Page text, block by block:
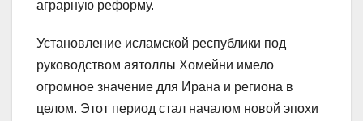
аграрную реформу.
Установление исламской республики под
руководством аятоллы Хомейни имело
огромное значение для Ирана и региона в
целом. Этот период стал началом новой эпохи